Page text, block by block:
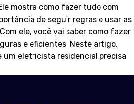
mostra como fazer tudo com
de seguir regras e usar as
ele, você vai saber como fazer
e eficientes. Neste artigo,
um eletricista residencial precisa